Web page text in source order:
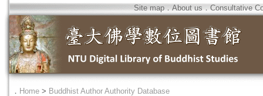
Site map．About us．Consultative
． Home > Buddhist Author Authority Database